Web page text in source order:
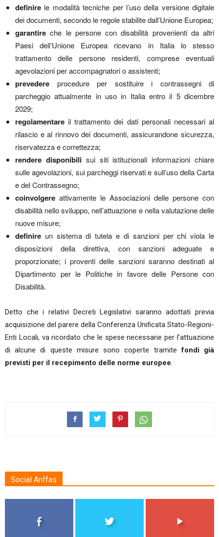
definire le modalità tecniche per l’uso della versione digitale
dei documenti, secondo le regole stabilite dall’Unione Europea;
garantire che le persone con disabilità provenienti da altri
Paesi dell’Unione Europea ricevano in Italia lo stesso
trattamento delle persone residenti, comprese eventuali
agevolazioni per accompagnatori o assistenti;
prevedere procedure per sostituire i contrassegni di
parcheggio attualmente in uso in Italia entro il 5 dicembre
2029;
regolamentare il trattamento dei dati personali necessari al
rilascio e al rinnovo dei documenti, assicurandone sicurezza,
riservatezza e correttezza;
rendere disponibilisui siti istituzionali informazioni chiare
sulle agevolazioni, sui parcheggi riservati e sull’uso della Carta
e del Contrassegno;
coinvolgere attivamente le Associazioni delle persone con
disabilità nello sviluppo, nell’attuazione e nella valutazione delle
nuove misure;
definire un sistema di tutela e di sanzioni per chi viola le
disposizioni della direttiva, con sanzioni adeguate e
proporzionate; i proventi delle sanzioni saranno destinati al
Dipartimento per le Politiche in favore delle Persone con
Disabilità.
Detto che i relativi Decreti Legislativi saranno adottati previa
acquisizione del parere della Conferenza Unificata Stato-Regioni-
Enti Locali, va ricordato che le spese necessarie per l’attuazione
di alcune di queste misure sono coperte tramitefondi già
previsti per il recepimento delle norme europee.
Social Anffas